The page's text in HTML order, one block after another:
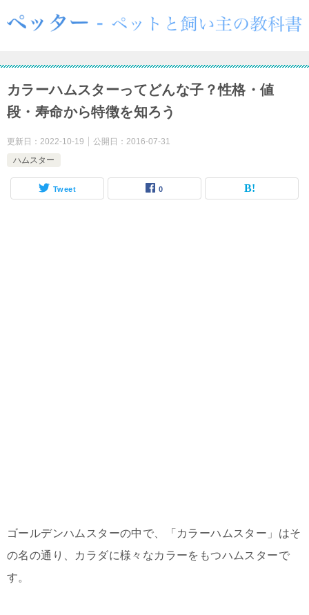
カラーハムスターってどんな子？性格・値
段・寿命から特徴を知ろう
更新日： 2022-10-19 公開日： 2016-07-31
ハムスター
Tweet 0
ゴールデンハムスターの中で、「カラーハムスター」はそ
の名の通り、カラダに様々なカラーをもつハムスターで
す。